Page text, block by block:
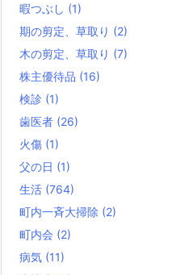
暇つぶし (1)
期の剪定、草取り (2)
木の剪定、草取り (7)
株主優待品 (16)
検診 (1)
歯医者 (26)
火傷 (1)
父の日 (1)
生活 (764)
町内一斉大掃除 (2)
町内会 (2)
病気 (11)